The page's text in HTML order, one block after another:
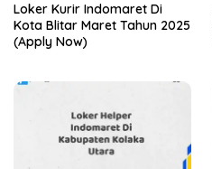
Loker Kurir Indomaret Di
Kota Blitar Maret Tahun 2025
(Apply Now)